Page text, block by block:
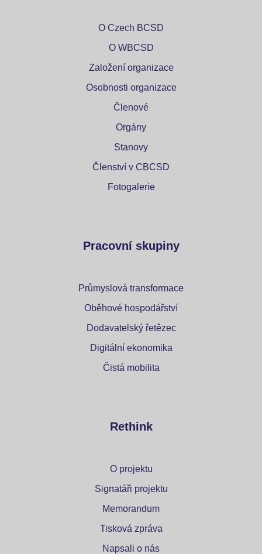
O Czech BCSD
O WBCSD
Založení organizace
Osobnosti organizace
Členové
Orgány
Stanovy
Členství v CBCSD
Fotogalerie
Pracovní skupiny
Průmyslová transformace
Oběhové hospodářství
Dodavatelský řetězec
Digitální ekonomika
Čistá mobilita
Rethink
O projektu
Signatáři projektu
Memorandum
Tisková zpráva
Napsali o nás